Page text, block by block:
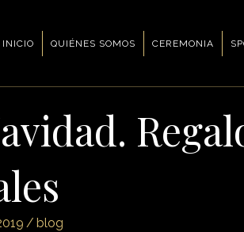
INICIO QUIÉNES SOMOS CEREMONIA
/ blog